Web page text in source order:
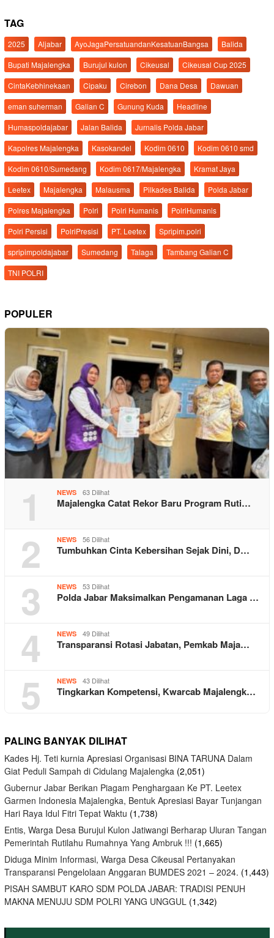
TAG
2025 Aljabar AyoJagaPersatuandanKesatuanBangsa
Balida
Bupati Majalengka
Burujul kulon Cikeusal
Cikeusal Cup 2025
CintaKebhinekaan
Cipaku Cirebon Dana Desa
Dawuan
eman suherman
Galian C Gunung Kuda
Headline
Humaspoldajabar
Jalan Balida
Jurnalis Polda Jabar
Kapolres Majalengka
Kasokandel Kodim 0610
Kodim 0610 smd
Kodim 0610/Sumedang
Kodim 0617/Majalengka
Kramat Jaya
Leetex
Majalengka Malausma Pilkades Balida
Polda Jabar
Polres Majalengka
Polri Polri Humanis
PolriHumanis
Polri Persisi
PolriPresisi PT. Leetex
Spripim.polri
spripimpoldajabar
Sumedang Talaga
Tambang Galian C
TNI POLRI
POPULER
1 NEWS 63 Dilihat
Majalengka Catat Rekor Baru Program Ruti…
2 NEWS 56 Dilihat
Tumbuhkan Cinta Kebersihan Sejak Dini, D…
3 NEWS 53 Dilihat
Polda Jabar Maksimalkan Pengamanan Laga …
4 NEWS 49 Dilihat
Transparansi Rotasi Jabatan, Pemkab Maja…
5 NEWS 43 Dilihat
Tingkarkan Kompetensi, Kwarcab Majalengk…
PALING BANYAK DILIHAT
Kades Hj. Teti kurnia Apresiasi Organisasi BINA TARUNA Dalam
Giat Peduli Sampah di Cidulang Majalengka (2,051)
Gubernur Jabar Berikan Piagam Penghargaan Ke PT. Leetex
Garmen Indonesia Majalengka, Bentuk Apresiasi Bayar Tunjangan
Hari Raya Idul Fitri Tepat Waktu (1,738)
Entis, Warga Desa Burujul Kulon Jatiwangi Berharap Uluran Tangan
Pemerintah Rutilahu Rumahnya Yang Ambruk !!! (1,665)
Diduga Minim Informasi, Warga Desa Cikeusal Pertanyakan
Transparansi Pengelolaan Anggaran BUMDES 2021 – 2024. (1,443)
PISAH SAMBUT KARO SDM POLDA JABAR: TRADISI PENUH
MAKNA MENUJU SDM POLRI YANG UNGGUL (1,342)